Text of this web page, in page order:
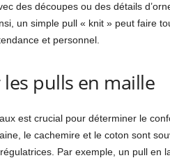
des découpes ou des détails
un simple pull « knit » peut faire
et personnel.
pulls en maille
est crucial pour déterminer le
le cachemire et le coton sont
Par exemple, un pull en